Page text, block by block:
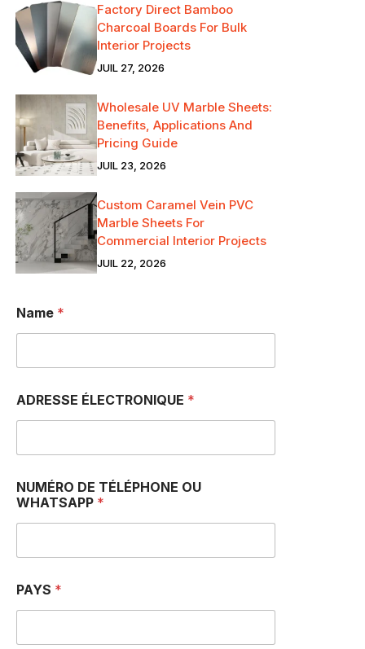
Factory Direct Bamboo
Charcoal Boards For Bulk
Interior Projects
JUIL 27, 2026
Wholesale UV Marble Sheets:
Benefits, Applications And
Pricing Guide
JUIL 23, 2026
Custom Caramel Vein PVC
Marble Sheets For
Commercial Interior Projects
JUIL 22, 2026
Name *
ADRESSE ÉLECTRONIQUE *
NUMÉRO DE TÉLÉPHONE OU
WHATSAPP *
E
M
PAYS *